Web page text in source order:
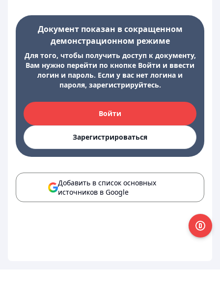
Документ показан в сокращенном
демонстрационном режиме
Для того, чтобы получить доступ к документу,
Вам нужно перейти по кнопке Войти и ввести
логин и пароль. Если у вас нет логина и
пароля, зарегистрируйтесь.
Войти
Зарегистрироваться
Добавить в список основных
источников в Google